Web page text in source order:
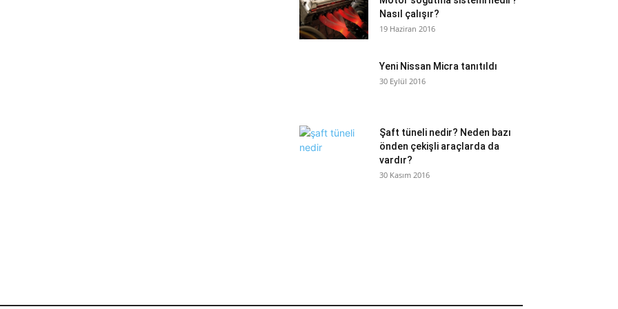
Nasıl çalışır?
19 Haziran 2016
Yeni Nissan Micra tanıtıldı
30 Eylül 2016
Şaft tüneli nedir? Neden bazı
önden çekişli araçlarda da
vardır?
30 Kasım 2016